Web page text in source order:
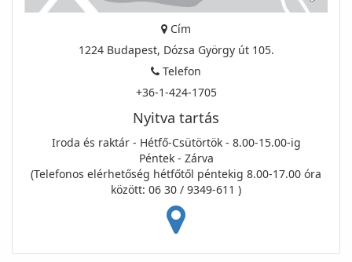
Cím
1224 Budapest, Dózsa György út 105.
Telefon
+36-1-424-1705
Nyitva tartás
Iroda és raktár - Hétfő-Csütörtök - 8.00-15.00-ig
Péntek - Zárva
(Telefonos elérhetőség hétfőtől péntekig 8.00-17.00 óra
között: 06 30 / 9349-611 )